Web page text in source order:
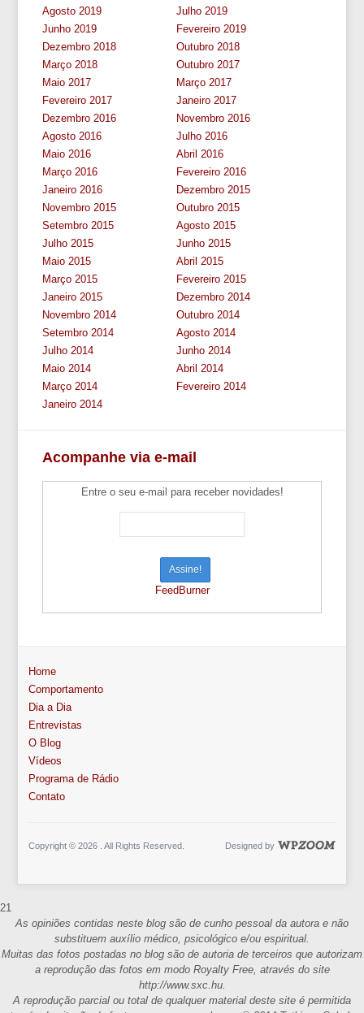
Agosto 2019
Julho 2019
Junho 2019
Fevereiro 2019
Dezembro 2018
Outubro 2018
Março 2018
Outubro 2017
Maio 2017
Março 2017
Fevereiro 2017
Janeiro 2017
Dezembro 2016
Novembro 2016
Agosto 2016
Julho 2016
Maio 2016
Abril 2016
Março 2016
Fevereiro 2016
Janeiro 2016
Dezembro 2015
Novembro 2015
Outubro 2015
Setembro 2015
Agosto 2015
Julho 2015
Junho 2015
Maio 2015
Abril 2015
Março 2015
Fevereiro 2015
Janeiro 2015
Dezembro 2014
Novembro 2014
Outubro 2014
Setembro 2014
Agosto 2014
Julho 2014
Junho 2014
Maio 2014
Abril 2014
Março 2014
Fevereiro 2014
Janeiro 2014
Acompanhe via e-mail
Entre o seu e-mail para receber novidades!
FeedBurner
Home
Comportamento
Dia a Dia
Entrevistas
O Blog
Vídeos
Programa de Rádio
Contato
Copyright © 2026 . All Rights Reserved. Designed by
21
As opiniões contidas neste blog são de cunho pessoal da autora e não
substituem auxílio médico, psicológico e/ou espiritual.
Muitas das fotos postadas no blog são de autoria de terceiros que autorizam
a reprodução das fotos em modo Royalty Free, através do site
http://www.sxc.hu.
A reprodução parcial ou total de qualquer material deste site é permitida